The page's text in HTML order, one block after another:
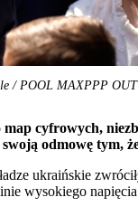
/ POOL MAXPPP OUT
cyfrowych,
odmowę tym,
ukraińskie
wysokiego